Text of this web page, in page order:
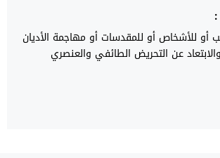
أو للأشخاص أو للمقدسات أو مهاجمة الأديان
عن التحريض الطائفي والعنصري